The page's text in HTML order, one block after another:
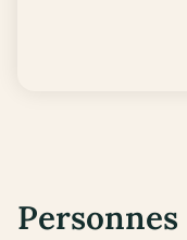
Personnes